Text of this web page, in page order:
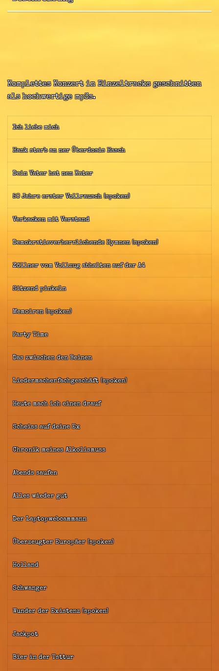
Komplettes Konzert in Einzeltracks geschnitten
als hochwertige mp3s.
Ich liebe mich
Hank starb an ner Überdosis Hasch
Dein Vater hat nen Kater
50 Jahre erster Vollrausch (spoken)
Verkacken mit Verstand
Demokratieverherrlichende Hymnen (spoken)
Zöllner vom Vollzug abhalten auf der A4
Sitzend pinkeln
Memoiren (spoken)
Party Time
Das zwischen den Beinen
Liedermacherfachgeschäft (spoken)
Heute mach ich einen drauf
Scheiss auf deine Ex
Chronik meines Alkolismuss
Abends saufen
Alles wieder gut
Der Laptopwebcammann
Überzeugter Europäer (spoken)
Holland
Schwanger
Wunder der Existenz (spoken)
Jackpot
Bier in der Tsttur